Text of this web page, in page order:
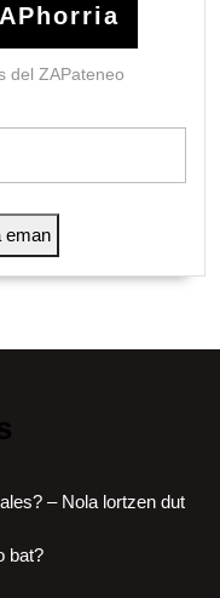
del ZAPateneo
eman
– Nola lortzen dut
bat?